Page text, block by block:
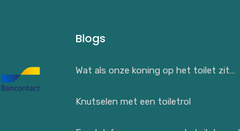
Blogs
Wat als onze koning op het toilet zit…
Knutselen met een toiletrol